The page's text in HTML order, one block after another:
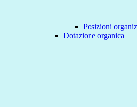
Posizioni
Dotazione organica